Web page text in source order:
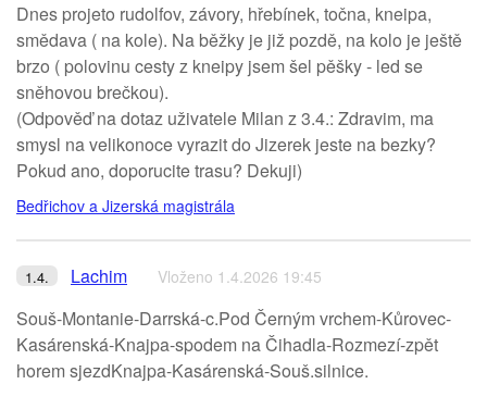
Dnes projeto rudolfov, závory, hřebínek, točna, kneipa,
smědava ( na kole). Na běžky je již pozdě, na kolo je ještě
brzo ( polovinu cesty z kneipy jsem šel pěšky - led se
sněhovou brečkou).
(Odpověď na dotaz uživatele Milan z 3.4.: Zdravim, ma
smysl na velikonoce vyrazit do Jizerek jeste na bezky?
Pokud ano, doporucite trasu? Dekuji)
Bedřichov a Jizerská magistrála
1.4. Lachim Vloženo 1.4.2026 19:45
Souš-Montanie-Darrská-c.Pod Černým vrchem-Kůrovec-
Kasárenská-Knajpa-spodem na Čihadla-Rozmezí-zpět
horem sjezdKnajpa-Kasárenská-Souš.silnice.